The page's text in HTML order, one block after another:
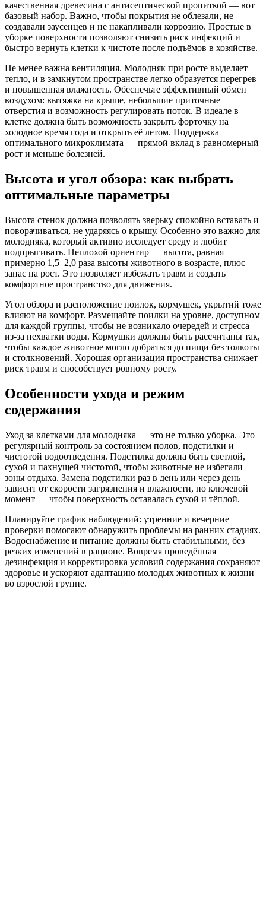
качественная древесина с антисептической пропиткой — вот
базовый набор. Важно, чтобы покрытия не облезали, не
создавали заусенцев и не накапливали коррозию. Простые в
уборке поверхности позволяют снизить риск инфекций и
быстро вернуть клетки к чистоте после подъёмов в хозяйстве.
Не менее важна вентиляция. Молодняк при росте выделяет
тепло, и в замкнутом пространстве легко образуется перегрев
и повышенная влажность. Обеспечьте эффективный обмен
воздухом: вытяжка на крыше, небольшие приточные
отверстия и возможность регулировать поток. В идеале в
клетке должна быть возможность закрыть форточку на
холодное время года и открыть её летом. Поддержка
оптимального микроклимата — прямой вклад в равномерный
рост и меньше болезней.
Высота и угол обзора: как выбрать
оптимальные параметры
Высота стенок должна позволять зверьку спокойно вставать и
поворачиваться, не ударяясь о крышу. Особенно это важно для
молодняка, который активно исследует среду и любит
подпрыгивать. Неплохой ориентир — высота, равная
примерно 1,5–2,0 раза высоты животного в возрасте, плюс
запас на рост. Это позволяет избежать травм и создать
комфортное пространство для движения.
Угол обзора и расположение поилок, кормушек, укрытий тоже
влияют на комфорт. Размещайте поилки на уровне, доступном
для каждой группы, чтобы не возникало очередей и стресса
из-за нехватки воды. Кормушки должны быть рассчитаны так,
чтобы каждое животное могло добраться до пищи без толкоты
и столкновений. Хорошая организация пространства снижает
риск травм и способствует ровному росту.
Особенности ухода и режим
содержания
Уход за клетками для молодняка — это не только уборка. Это
регулярный контроль за состоянием полов, подстилки и
чистотой водоотведения. Подстилка должна быть светлой,
сухой и пахнущей чистотой, чтобы животные не избегали
зоны отдыха. Замена подстилки раз в день или через день
зависит от скорости загрязнения и влажности, но ключевой
момент — чтобы поверхность оставалась сухой и тёплой.
Планируйте график наблюдений: утренние и вечерние
проверки помогают обнаружить проблемы на ранних стадиях.
Водоснабжение и питание должны быть стабильными, без
резких изменений в рационе. Вовремя проведённая
дезинфекция и корректировка условий содержания сохраняют
здоровье и ускоряют адаптацию молодых животных к жизни
во взрослой группе.